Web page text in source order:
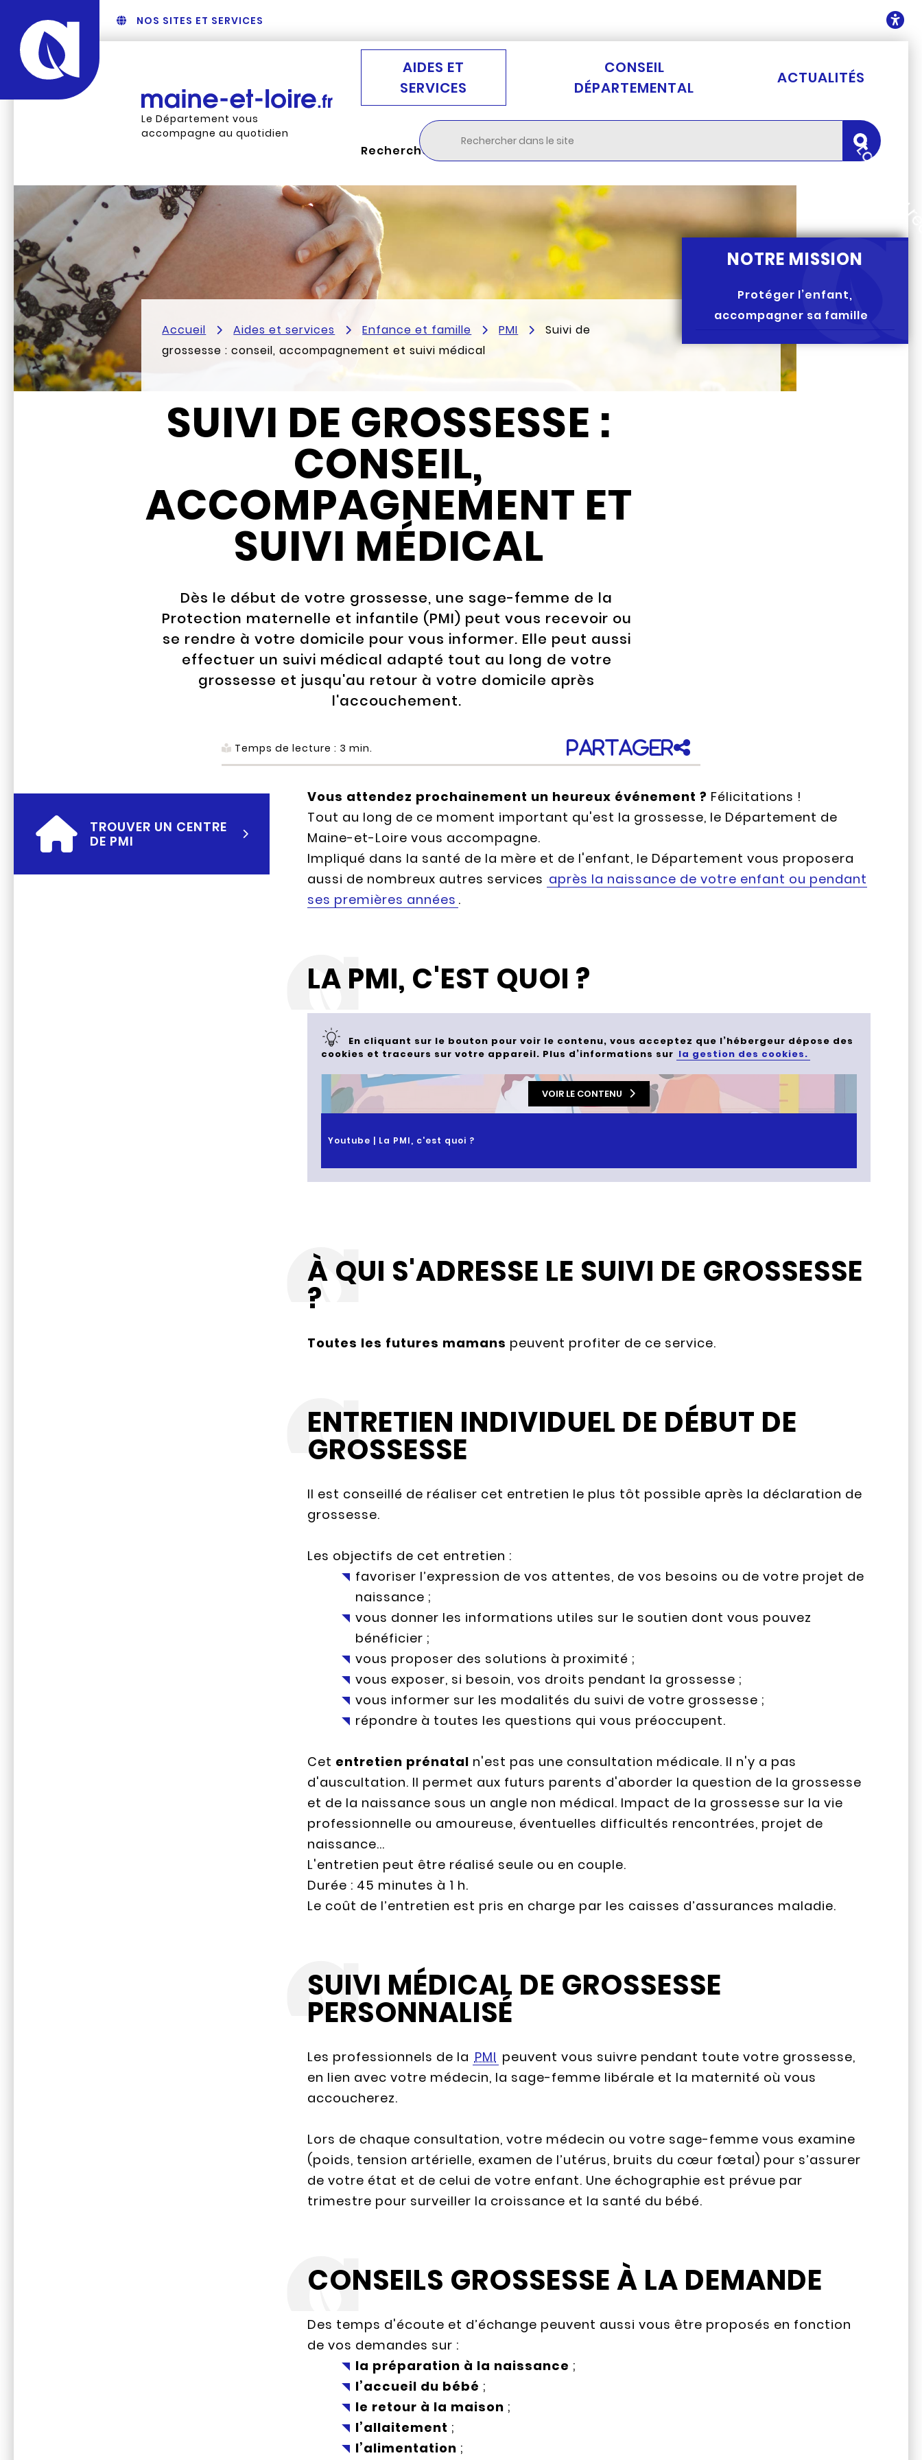
NOS SITES ET SERVICES
Le Département vous
accompagne au quotidien
AIDES ET
SERVICES
CONSEIL
DÉPARTEMENTAL
ACTUALITÉS
Rechercher
Accueil Aides et services Enfance et famille PMI
Suivi de
grossesse : conseil, accompagnement et suivi médical
SUIVI DE GROSSESSE :
CONSEIL,
ACCOMPAGNEMENT ET
SUIVI MÉDICAL
Dès le début de votre grossesse, une sage-femme de la
Protection maternelle et infantile (PMI) peut vous recevoir ou
se rendre à votre domicile pour vous informer. Elle peut aussi
effectuer un suivi médical adapté tout au long de votre
grossesse et jusqu'au retour à votre domicile après
l'accouchement.
Temps de lecture : 3 min. Partager
TROUVER UN CENTRE
DE PMI
NOTRE MISSION
Protéger l’enfant,
accompagner sa famille
Vous attendez prochainement un heureux événement ? Félicitations !
Tout au long de ce moment important qu'est la grossesse, le Département de
Maine-et-Loire vous accompagne.
Impliqué dans la santé de la mère et de l'enfant, le Département vous proposera
aussi de nombreux autres services après la naissance de votre enfant ou pendant
ses premières années .
LA PMI, C'EST QUOI ?
En cliquant sur le bouton pour voir le contenu, vous acceptez que l’hébergeur dépose des
cookies et traceurs sur votre appareil. Plus d’informations sur la gestion des cookies.
VOIR LE CONTENU
Youtube | La PMI, c'est quoi ?
À QUI S'ADRESSE LE SUIVI DE GROSSESSE
?
Toutes les futures mamans peuvent profiter de ce service.
ENTRETIEN INDIVIDUEL DE DÉBUT DE
GROSSESSE
Il est conseillé de réaliser cet entretien le plus tôt possible après la déclaration de
grossesse.
Les objectifs de cet entretien :
favoriser l’expression de vos attentes, de vos besoins ou de votre projet de
naissance ;
vous donner les informations utiles sur le soutien dont vous pouvez
bénéficier ;
vous proposer des solutions à proximité ;
vous exposer, si besoin, vos droits pendant la grossesse ;
vous informer sur les modalités du suivi de votre grossesse ;
répondre à toutes les questions qui vous préoccupent.
Cet entretien prénatal n'est pas une consultation médicale. Il n'y a pas
d'auscultation. Il permet aux futurs parents d'aborder la question de la grossesse
et de la naissance sous un angle non médical. Impact de la grossesse sur la vie
professionnelle ou amoureuse, éventuelles difficultés rencontrées, projet de
naissance...
L'entretien peut être réalisé seule ou en couple.
Durée : 45 minutes à 1 h.
Le coût de l’entretien est pris en charge par les caisses d’assurances maladie.
SUIVI MÉDICAL DE GROSSESSE
PERSONNALISÉ
Les professionnels de la PMI peuvent vous suivre pendant toute votre grossesse,
en lien avec votre médecin, la sage-femme libérale et la maternité où vous
accoucherez.
Lors de chaque consultation, votre médecin ou votre sage-femme vous examine
(poids, tension artérielle, examen de l’utérus, bruits du cœur fœtal) pour s’assurer
de votre état et de celui de votre enfant. Une échographie est prévue par
trimestre pour surveiller la croissance et la santé du bébé.
CONSEILS GROSSESSE À LA DEMANDE
Des temps d'écoute et d’échange peuvent aussi vous être proposés en fonction
de vos demandes sur :
la préparation à la naissance ;
l’accueil du bébé ;
le retour à la maison ;
l’allaitement ;
l’alimentation ;